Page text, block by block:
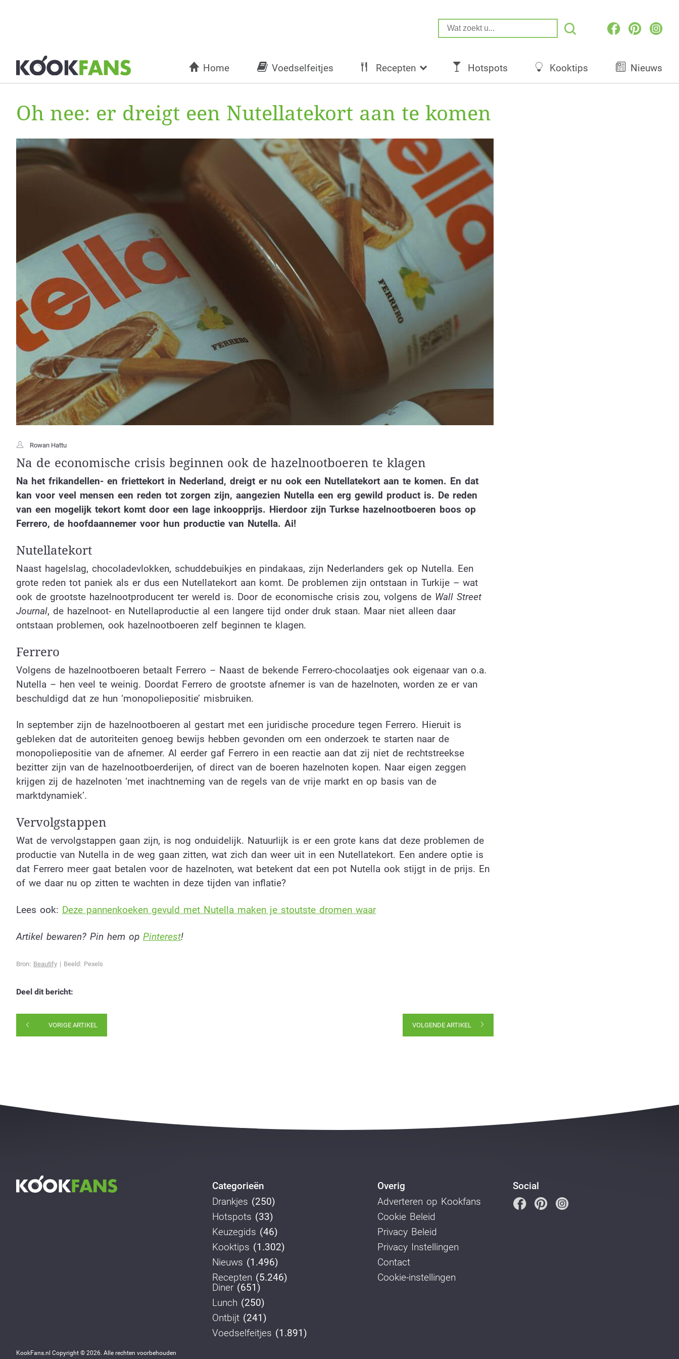
Home Voedselfeitjes Recepten Hotspots Kooktips Nieuws
Oh nee: er dreigt een Nutellatekort aan te komen
Rowan Hattu
Na de economische crisis beginnen ook de hazelnootboeren te klagen
Na het frikandellen- en friettekort in Nederland, dreigt er nu ook een Nutellatekort aan te komen. En dat
kan voor veel mensen een reden tot zorgen zijn, aangezien Nutella een erg gewild product is. De reden
van een mogelijk tekort komt door een lage inkoopprijs. Hierdoor zijn Turkse hazelnootboeren boos op
Ferrero, de hoofdaannemer voor hun productie van Nutella. Ai!
Nutellatekort
Naast hagelslag, chocoladevlokken, schuddebuikjes en pindakaas, zijn Nederlanders gek op Nutella. Een
grote reden tot paniek als er dus een Nutellatekort aan komt. De problemen zijn ontstaan in Turkije – wat
ook de grootste hazelnootproducent ter wereld is. Door de economische crisis zou, volgens de Wall Street
Journal, de hazelnoot- en Nutellaproductie al een langere tijd onder druk staan. Maar niet alleen daar
ontstaan problemen, ook hazelnootboeren zelf beginnen te klagen.
Ferrero
Volgens de hazelnootboeren betaalt Ferrero – Naast de bekende Ferrero-chocolaatjes ook eigenaar van o.a.
Nutella – hen veel te weinig. Doordat Ferrero de grootste afnemer is van de hazelnoten, worden ze er van
beschuldigd dat ze hun ‘monopoliepositie’ misbruiken.
In september zijn de hazelnootboeren al gestart met een juridische procedure tegen Ferrero. Hieruit is
gebleken dat de autoriteiten genoeg bewijs hebben gevonden om een onderzoek te starten naar de
monopoliepositie van de afnemer. Al eerder gaf Ferrero in een reactie aan dat zij niet de rechtstreekse
bezitter zijn van de hazelnootboerderijen, of direct van de boeren hazelnoten kopen. Naar eigen zeggen
krijgen zij de hazelnoten ‘met inachtneming van de regels van de vrije markt en op basis van de
marktdynamiek’.
Vervolgstappen
Wat de vervolgstappen gaan zijn, is nog onduidelijk. Natuurlijk is er een grote kans dat deze problemen de
productie van Nutella in de weg gaan zitten, wat zich dan weer uit in een Nutellatekort. Een andere optie is
dat Ferrero meer gaat betalen voor de hazelnoten, wat betekent dat een pot Nutella ook stijgt in de prijs. En
of we daar nu op zitten te wachten in deze tijden van inflatie?
Lees ook: Deze pannenkoeken gevuld met Nutella maken je stoutste dromen waar
Artikel bewaren? Pin hem op Pinterest!
Bron: Beautify | Beeld: Pexels
Deel dit bericht:
VORIGE ARTIKEL VOLGENDE ARTIKEL
Categorieën
Drankjes (250)
Hotspots (33)
Keuzegids (46)
Kooktips (1.302)
Nieuws (1.496)
Recepten (5.246)
Diner(651)
Lunch (250)
Ontbijt(241)
Voedselfeitjes (1.891)
Overig
Adverteren op Kookfans
Cookie Beleid
Privacy Beleid
Privacy Instellingen
Contact
Cookie-instellingen
Social
KookFans.nl Copyright © 2026. Alle rechten voorbehouden